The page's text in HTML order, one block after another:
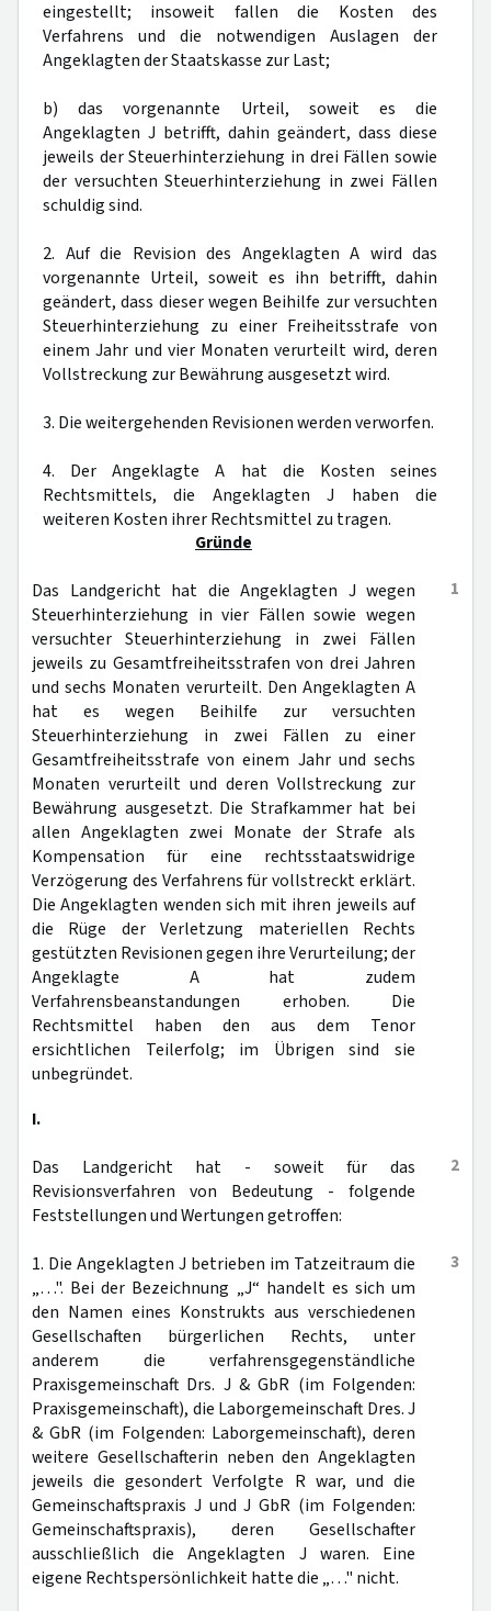
eingestellt; insoweit fallen die Kosten des
Verfahrens und die notwendigen Auslagen der
Angeklagten der Staatskasse zur Last;
b) das vorgenannte Urteil, soweit es die
Angeklagten J betrifft, dahin geändert, dass diese
jeweils der Steuerhinterziehung in drei Fällen sowie
der versuchten Steuerhinterziehung in zwei Fällen
schuldig sind.
2. Auf die Revision des Angeklagten A wird das
vorgenannte Urteil, soweit es ihn betrifft, dahin
geändert, dass dieser wegen Beihilfe zur versuchten
Steuerhinterziehung zu einer Freiheitsstrafe von
einem Jahr und vier Monaten verurteilt wird, deren
Vollstreckung zur Bewährung ausgesetzt wird.
3. Die weitergehenden Revisionen werden verworfen.
4. Der Angeklagte A hat die Kosten seines
Rechtsmittels, die Angeklagten J haben die
weiteren Kosten ihrer Rechtsmittel zu tragen.
Gründe
1
Das Landgericht hat die Angeklagten J wegen
Steuerhinterziehung in vier Fällen sowie wegen
versuchter Steuerhinterziehung in zwei Fällen
jeweils zu Gesamtfreiheitsstrafen von drei Jahren
und sechs Monaten verurteilt. Den Angeklagten A
hat es wegen Beihilfe zur versuchten
Steuerhinterziehung in zwei Fällen zu einer
Gesamtfreiheitsstrafe von einem Jahr und sechs
Monaten verurteilt und deren Vollstreckung zur
Bewährung ausgesetzt. Die Strafkammer hat bei
allen Angeklagten zwei Monate der Strafe als
Kompensation für eine rechtsstaatswidrige
Verzögerung des Verfahrens für vollstreckt erklärt.
Die Angeklagten wenden sich mit ihren jeweils auf
die Rüge der Verletzung materiellen Rechts
gestützten Revisionen gegen ihre Verurteilung; der
Angeklagte A hat zudem
Verfahrensbeanstandungen erhoben. Die
Rechtsmittel haben den aus dem Tenor
ersichtlichen Teilerfolg; im Übrigen sind sie
unbegründet.
I.
2
Das Landgericht hat - soweit für das
Revisionsverfahren von Bedeutung - folgende
Feststellungen und Wertungen getroffen:
3
1. Die Angeklagten J betrieben im Tatzeitraum die
„…". Bei der Bezeichnung „J“ handelt es sich um
den Namen eines Konstrukts aus verschiedenen
Gesellschaften bürgerlichen Rechts, unter
anderem die verfahrensgegenständliche
Praxisgemeinschaft Drs. J & GbR (im Folgenden:
Praxisgemeinschaft), die Laborgemeinschaft Dres. J
& GbR (im Folgenden: Laborgemeinschaft), deren
weitere Gesellschafterin neben den Angeklagten
jeweils die gesondert Verfolgte R war, und die
Gemeinschaftspraxis J und J GbR (im Folgenden:
Gemeinschaftspraxis), deren Gesellschafter
ausschließlich die Angeklagten J waren. Eine
eigene Rechtspersönlichkeit hatte die „…" nicht.